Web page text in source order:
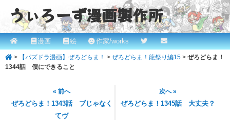
うぃろーず漫画製作所
ROBINとかっぱの漫画スタジオ！ willows.online
メ
イ
ン
メ
イ
コ
漫画 絵 作家/works
> 【パズドラ漫画】ぜろどらま！ > ぜろどらま！龍祭り編15 > ぜろどらま！
1344話 僕にできること
« 前へ
ぜろどらま！1343話 ブじゃなく
てヴ
次へ »
ぜろどらま！1345話 大丈夫？